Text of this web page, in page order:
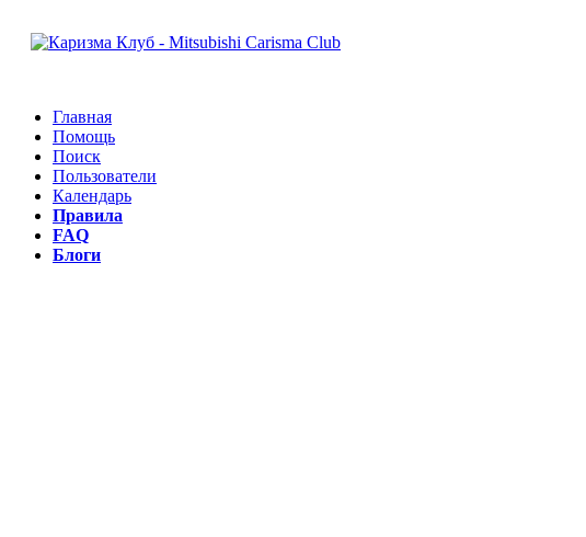
Главная
Помощь
Поиск
Пользователи
Календарь
Правила
FAQ
Блоги